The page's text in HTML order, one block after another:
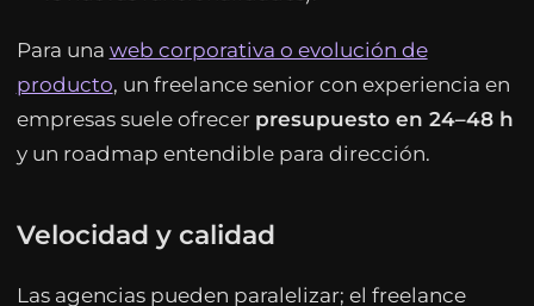
Para una web corporativa o evolución de
producto, un freelance senior con experiencia en
empresas suele ofrecer presupuesto en 24–48 h
y un roadmap entendible para dirección.
Velocidad y calidad
Las agencias pueden paralelizar; el freelance